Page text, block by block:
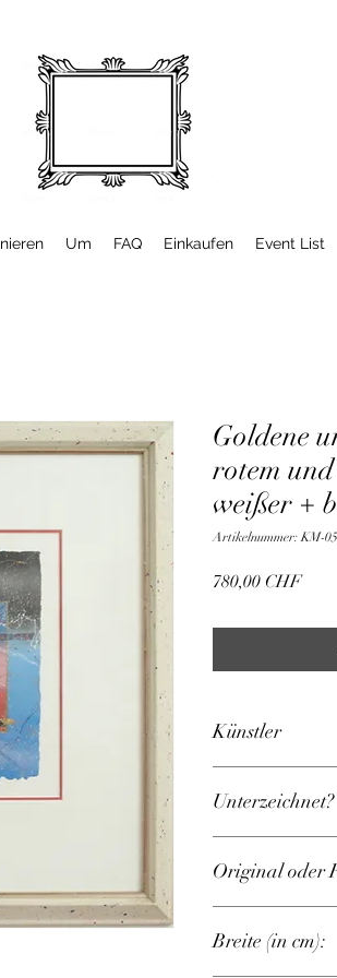
Um FAQ Einkaufen Event List
Goldene
rotem
weißer +
Artikelnummer: KM-
780,00 CHFPreis
Künstler
Unterzeichnet?
Original oder
Breite (in cm):